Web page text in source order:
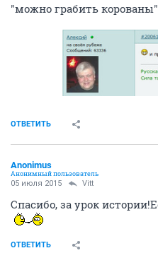
"можно грабить корованы"
ОТВЕТИТЬ
Anоnimus
Анонимный пользователь
05 июля 2015 Vitt
Спасибо, за урок
ОТВЕТИТЬ